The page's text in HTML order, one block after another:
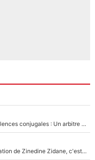
Des terrains de Ligue 1 au tribunal pour violences conjugales : Un arbitre français encourt une peine de 18 mois de prison !
Equipe de France : 10 jours après la nomination de Zinedine Zidane, c'est au tour de son fils de prendre un nouveau départ !